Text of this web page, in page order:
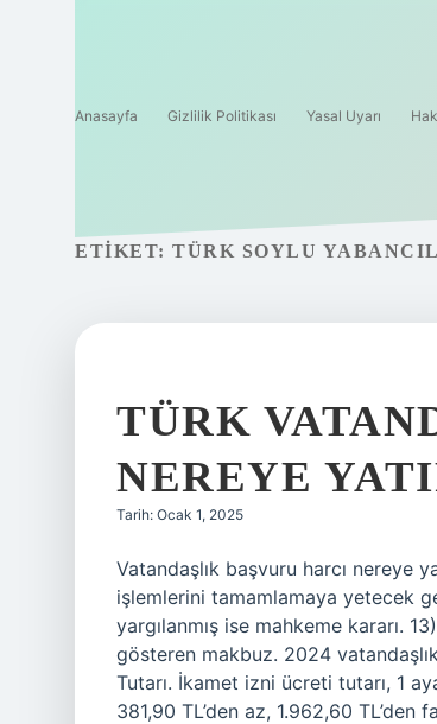
Anasayfa Gizlilik Politikası Yasal Uyarı
ETIKET: TÜRK SOYLU
TÜRK
NEREYE
Tarih: Ocak 1, 2025
Vatandaşlık başvuru harcı nereye
işlemlerini tamamlamaya yetecek
yargılanmış ise mahkeme kararı.
gösteren makbuz. 2024
Tutarı. İkamet izni ücreti tutarı, 1
381,90 TL’den az, 1.962,60